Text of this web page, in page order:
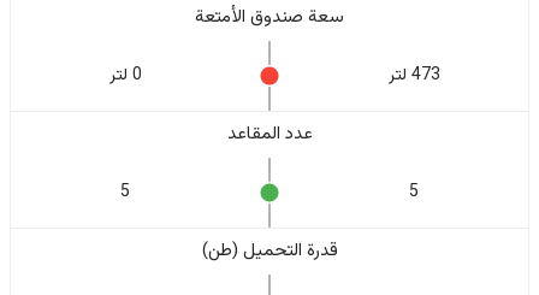
سعة صندوق الأمتعة
473 لتر 0 لتر
عدد المقاعد
5
5
قدرة التحميل (طن)